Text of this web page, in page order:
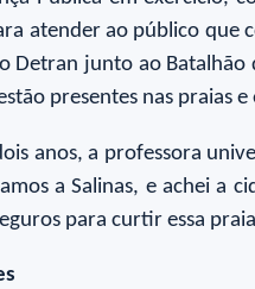
atender ao público que
Detran junto ao Batalhão
presentes nas praias
anos, a professora
a Salinas, e achei a
para curtir essa